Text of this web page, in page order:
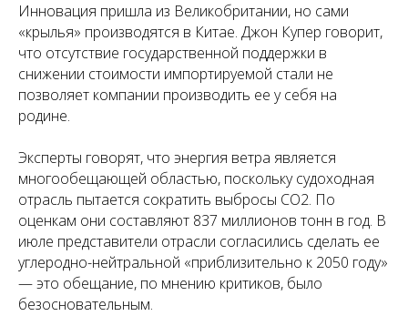
Инновация пришла из Великобритании, но сами
«крылья» производятся в Китае. Джон Купер говорит,
что отсутствие государственной поддержки в
снижении стоимости импортируемой стали не
позволяет компании производить ее у себя на
родине.
Эксперты говорят, что энергия ветра является
многообещающей областью, поскольку судоходная
отрасль пытается сократить выбросы CO2. По
оценкам они составляют 837 миллионов тонн в год. В
июле представители отрасли согласились сделать ее
углеродно-нейтральной «приблизительно к 2050 году»
— это обещание, по мнению критиков, было
безосновательным.